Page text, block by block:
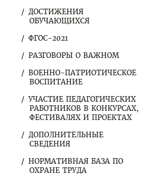
ДОСТИЖЕНИЯ
ОБУЧАЮЩИХСЯ
ФГОС-2021
РАЗГОВОРЫ О ВАЖНОМ
ВОЕННО-ПАТРИОТИЧЕСКОЕ
ВОСПИТАНИЕ
УЧАСТИЕ ПЕДАГОГИЧЕСКИХ
РАБОТНИКОВ В КОНКУРСАХ,
ФЕСТИВАЛЯХ И ПРОЕКТАХ
ДОПОЛНИТЕЛЬНЫЕ
СВЕДЕНИЯ
НОРМАТИВНАЯ БАЗА ПО
ОХРАНЕ ТРУДА